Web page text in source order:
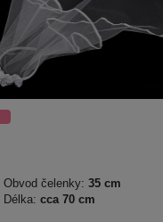
Obvod čelenky: 35 cm
Délka: cca 70 cm